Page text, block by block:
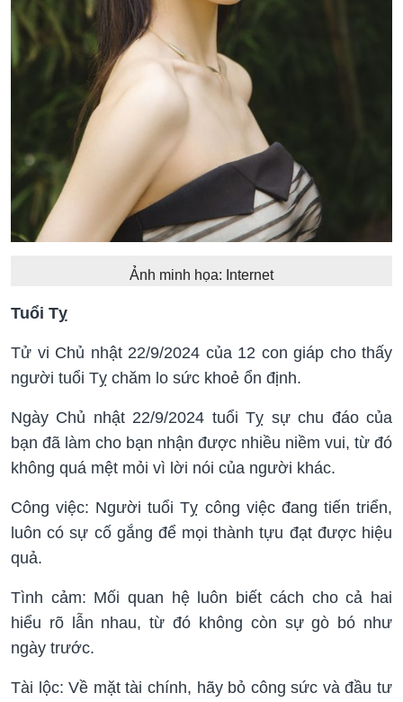
Ảnh minh họa: Internet
Tuổi Tỵ
Tử vi Chủ nhật 22/9/2024 của 12 con giáp cho thấy
người tuổi Tỵ chăm lo sức khoẻ ổn định.
Ngày Chủ nhật 22/9/2024 tuổi Tỵ sự chu đáo của
bạn đã làm cho bạn nhận được nhiều niềm vui, từ đó
không quá mệt mỏi vì lời nói của người khác.
Công việc: Người tuổi Tỵ công việc đang tiến triển,
luôn có sự cố gắng để mọi thành tựu đạt được hiệu
quả.
Tình cảm: Mối quan hệ luôn biết cách cho cả hai
hiểu rõ lẫn nhau, từ đó không còn sự gò bó như
ngày trước.
Tài lộc: Về mặt tài chính, hãy bỏ công sức và đầu tư